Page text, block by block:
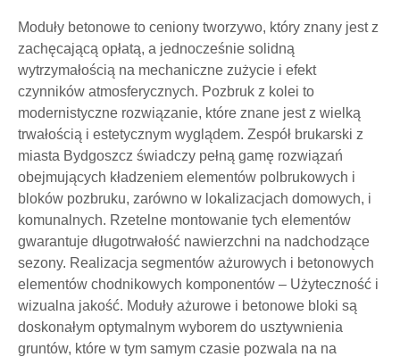
Moduły betonowe to ceniony tworzywo, który znany jest z
zachęcającą opłatą, a jednocześnie solidną
wytrzymałością na mechaniczne zużycie i efekt
czynników atmosferycznych. Pozbruk z kolei to
modernistyczne rozwiązanie, które znane jest z wielką
trwałością i estetycznym wyglądem. Zespół brukarski z
miasta Bydgoszcz świadczy pełną gamę rozwiązań
obejmujących kładzeniem elementów polbrukowych i
bloków pozbruku, zarówno w lokalizacjach domowych, i
komunalnych. Rzetelne montowanie tych elementów
gwarantuje długotrwałość nawierzchni na nadchodzące
sezony. Realizacja segmentów ażurowych i betonowych
elementów chodnikowych komponentów – Użyteczność i
wizualna jakość. Moduły ażurowe i betonowe bloki są
doskonałym optymalnym wyborem do usztywnienia
gruntów, które w tym samym czasie pozwala na na